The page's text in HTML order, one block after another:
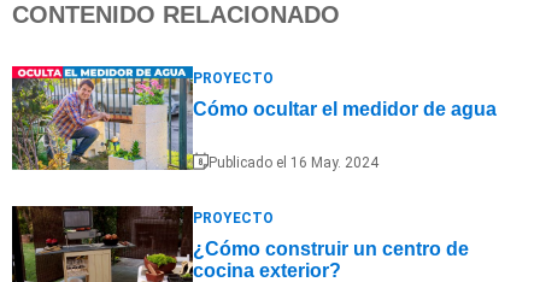
CONTENIDO RELACIONADO
PROYECTO
Cómo ocultar el medidor de agua
Publicado el 16 May. 2024
PROYECTO
¿Cómo construir un centro de
cocina exterior?